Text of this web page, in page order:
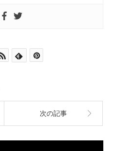
次の記事